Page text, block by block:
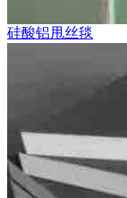
硅酸铝甩丝毯